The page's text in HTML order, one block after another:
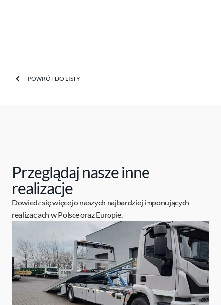
POWRÓT DO LISTY
Przeglądaj nasze inne
realizacje
Dowiedz się więcej o naszych najbardziej imponujących
realizacjach w Polsce oraz Europie.